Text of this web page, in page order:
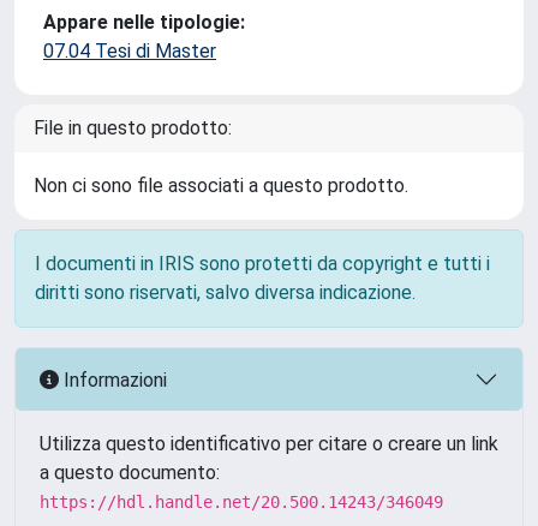
Appare nelle tipologie:
07.04 Tesi di Master
File in questo prodotto:
Non ci sono file associati a questo prodotto.
I documenti in IRIS sono protetti da copyright e tutti i
diritti sono riservati, salvo diversa indicazione.
Informazioni
Utilizza questo identificativo per citare o creare un link
a questo documento:
https://hdl.handle.net/20.500.14243/346049